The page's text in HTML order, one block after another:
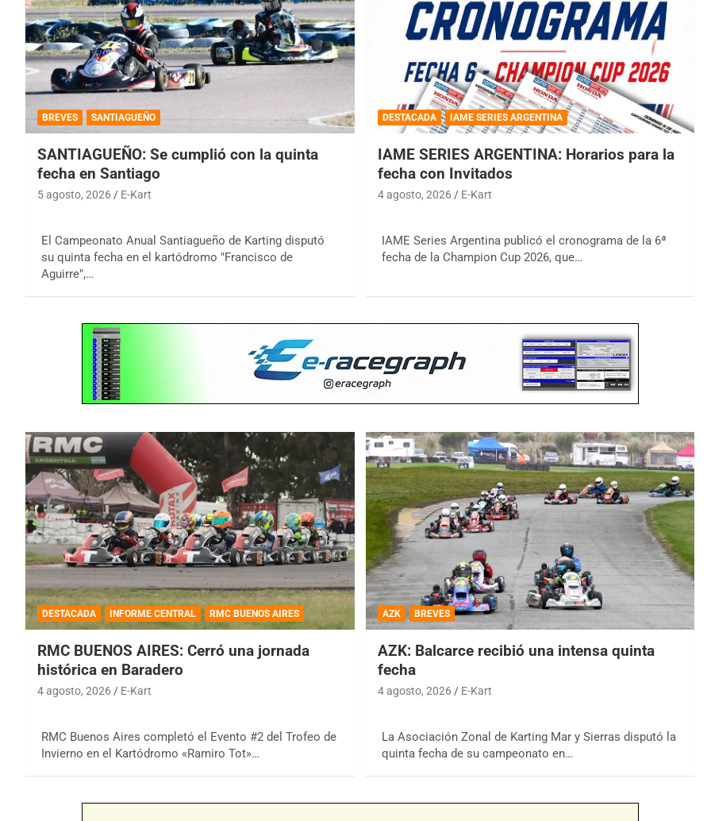
BREVES SANTIAGUEÑO
SANTIAGUEÑO: Se cumplió con la quinta
fecha en Santiago
5 agosto, 2026 E-Kart
El Campeonato Anual Santiagueño de Karting disputó
su quinta fecha en el kartódromo "Francisco de
Aguirre",…
DESTACADA IAME SERIES ARGENTINA
IAME SERIES ARGENTINA: Horarios para la
fecha con Invitados
4 agosto, 2026 E-Kart
IAME Series Argentina publicó el cronograma de la 6ª
fecha de la Champion Cup 2026, que…
DESTACADA INFORME CENTRAL RMC BUENOS AIRES
RMC BUENOS AIRES: Cerró una jornada
histórica en Baradero
4 agosto, 2026 E-Kart
RMC Buenos Aires completó el Evento #2 del Trofeo de
Invierno en el Kartódromo «Ramiro Tot»…
AZK BREVES
AZK: Balcarce recibió una intensa quinta
fecha
4 agosto, 2026 E-Kart
La Asociación Zonal de Karting Mar y Sierras disputó la
quinta fecha de su campeonato en…